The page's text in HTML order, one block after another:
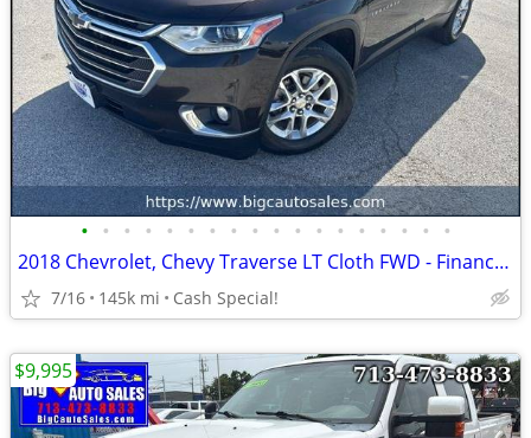
• • • • • • • • • • • • • • • • • •
2018 Chevrolet, Chevy Traverse LT Cloth FWD - Financing!
7/16 145k mi Cash Special!
$9,995